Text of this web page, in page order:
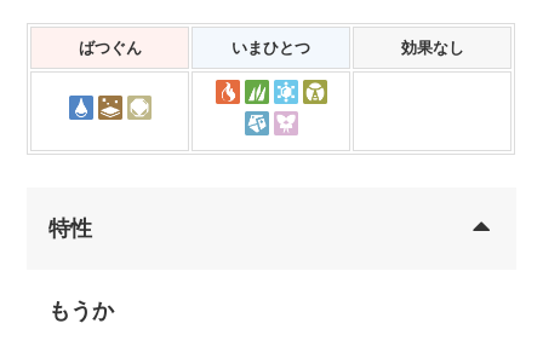
ばつぐん いまひとつ 効果なし
特性
もうか